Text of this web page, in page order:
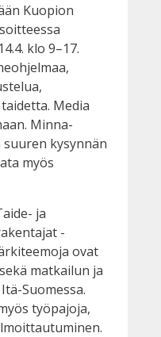
Kuopion
klo 9–17.
Media
Minna-
kysynnän
myös
ja
-
ovat
matkailun ja
Suomessa.
työpajoja,